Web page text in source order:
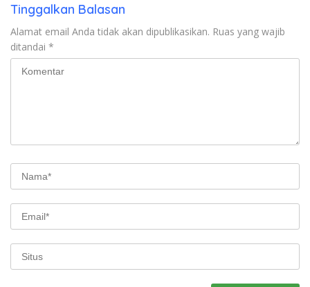
Tinggalkan Balasan
Alamat email Anda tidak akan dipublikasikan. Ruas yang wajib
ditandai *